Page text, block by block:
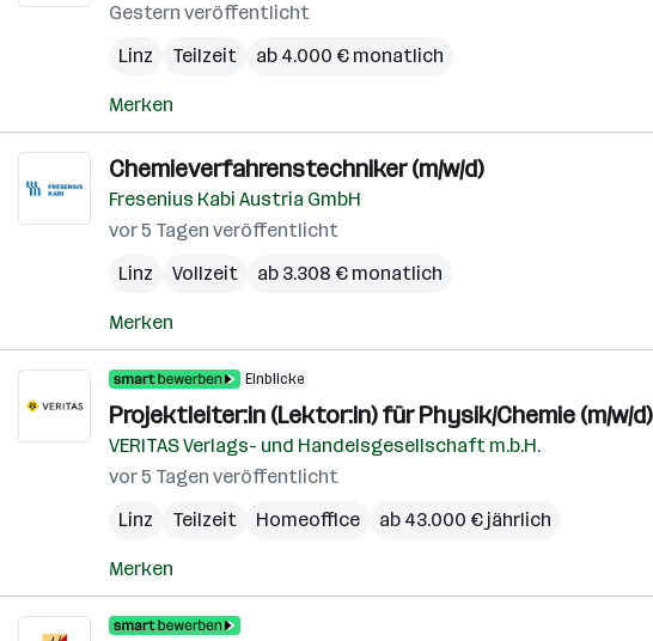
Gestern veröffentlicht
Linz
Teilzeit ab 4.000 € monatlich
Merken
Chemieverfahrenstechniker (m/w/d)
Fresenius Kabi Austria GmbH
vor 5 Tagen veröffentlicht
Linz
Vollzeit ab 3.308 € monatlich
Merken
Einblicke
Projektleiter:in (Lektor:in) für Physik/Chemie (m/w/d)
VERITAS Verlags- und Handelsgesellschaft m.b.H.
vor 5 Tagen veröffentlicht
Linz
Teilzeit Homeoffice ab 43.000 € jährlich
Merken